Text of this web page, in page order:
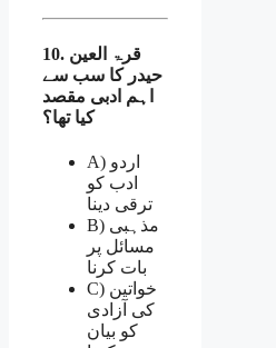
10. قرۃ العین
حیدر کا سب سے
اہم ادبی مقصد
کیا تھا؟
A) اردو
ادب کو
ترقی دینا
B) مذہبی
مسائل پر
بات کرنا
C) خواتین
کی آزادی
کو بیان